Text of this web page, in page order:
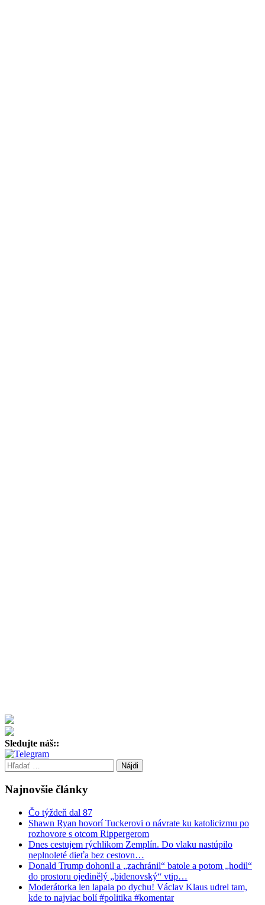
Sledujte náš::
Hľadať:
Najnovšie články
Čo týždeň dal 87
Shawn Ryan hovorí Tuckerovi o návrate ku katolicizmu po
rozhovore s otcom Rippergerom
Dnes cestujem rýchlikom Zemplín. Do vlaku nastúpilo
neplnoleté dieťa bez cestovn…
Donald Trump dohonil a „zachránil“ batole a potom „hodil“
do prostoru ojedinělý „bidenovský“ vtip…
Moderátorka len lapala po dychu! Václav Klaus udrel tam,
kde to najviac bolí #politika #komentar